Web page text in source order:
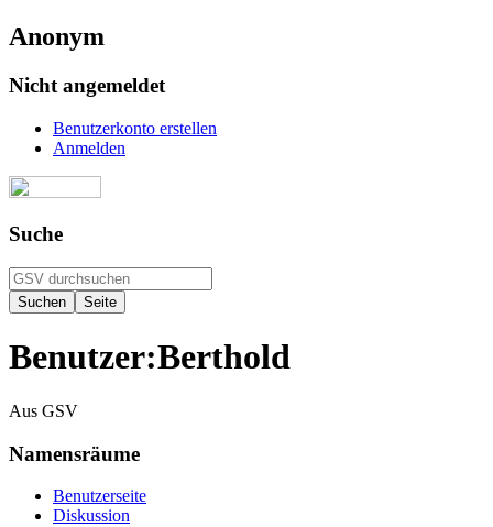
Anonym
Nicht angemeldet
Benutzerkonto erstellen
Anmelden
Suche
Benutzer:Berthold
Aus GSV
Namensräume
Benutzerseite
Diskussion